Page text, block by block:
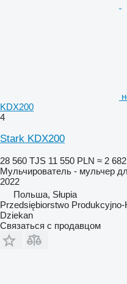
KDX200
4
Stark KDX200
28 560 TJS 11 550 PLN ≈ 2
Мульчирователь - мульчер
2022
Польша, Słupia
Przedsiębiorstwo
Dziekan
Связаться с продавцом